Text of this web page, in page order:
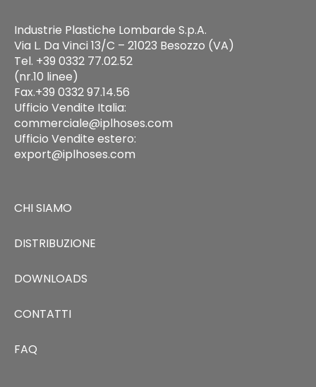
Industrie Plastiche Lombarde S.p.A.
Via L. Da Vinci 13/C – 21023 Besozzo (VA)
Tel. +39 0332 77.02.52
(nr.10 linee)
Fax.+39 0332 97.14.56
Ufficio Vendite Italia:
commerciale@iplhoses.com
Ufficio Vendite estero:
export@iplhoses.com
CHI SIAMO
DISTRIBUZIONE
DOWNLOADS
CONTATTI
FAQ